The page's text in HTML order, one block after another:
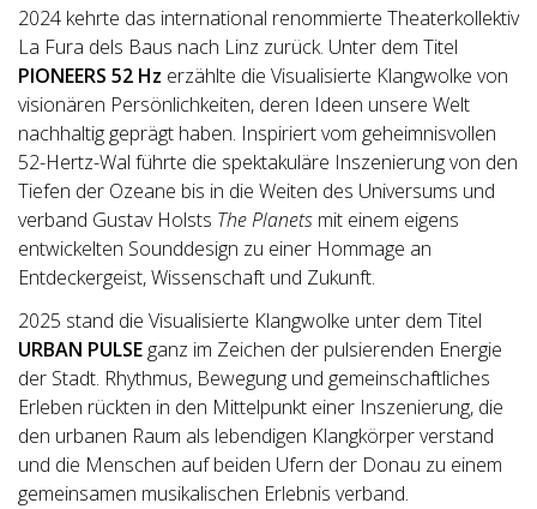
2024 kehrte das international renommierte Theaterkollektiv
La Fura dels Baus nach Linz zurück. Unter dem Titel
PIONEERS 52 Hz erzählte die Visualisierte Klangwolke von
visionären Persönlichkeiten, deren Ideen unsere Welt
nachhaltig geprägt haben. Inspiriert vom geheimnisvollen
52-Hertz-Wal führte die spektakuläre Inszenierung von den
Tiefen der Ozeane bis in die Weiten des Universums und
verband Gustav Holsts The Planets mit einem eigens
entwickelten Sounddesign zu einer Hommage an
Entdeckergeist, Wissenschaft und Zukunft.
2025 stand die Visualisierte Klangwolke unter dem Titel
URBAN PULSE ganz im Zeichen der pulsierenden Energie
der Stadt. Rhythmus, Bewegung und gemeinschaftliches
Erleben rückten in den Mittelpunkt einer Inszenierung, die
den urbanen Raum als lebendigen Klangkörper verstand
und die Menschen auf beiden Ufern der Donau zu einem
gemeinsamen musikalischen Erlebnis verband.